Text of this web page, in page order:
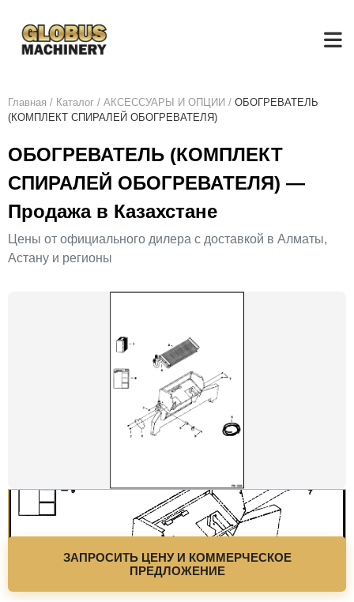
Главная / Каталог / АКСЕСCУАРЫ И ОПЦИИ / ОБОГРЕВАТЕЛЬ
(КОМПЛЕКТ СПИРАЛЕЙ ОБОГРЕВАТЕЛЯ)
ОБОГРЕВАТЕЛЬ (КОМПЛЕКТ
СПИРАЛЕЙ ОБОГРЕВАТЕЛЯ) —
Продажа в Казахстане
Цены от официального дилера с доставкой в Алматы,
Астану и регионы
ЗАПРОСИТЬ ЦЕНУ И КОММЕРЧЕСКОЕ
ПРЕДЛОЖЕНИЕ